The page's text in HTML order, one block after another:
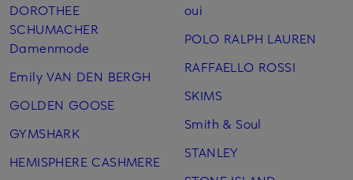
DOROTHEE
SCHUMACHER
Damenmode
Emily VAN DEN BERGH
GOLDEN GOOSE
GYMSHARK
HEMISPHERE CASHMERE
oui
POLO RALPH LAUREN
RAFFAELLO ROSSI
SKIMS
Smith & Soul
STANLEY